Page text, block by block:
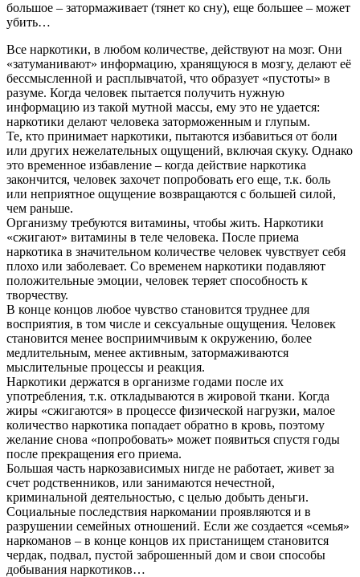
большое – затормаживает (тянет ко сну), еще большее – может
убить…
Все наркотики, в любом количестве, действуют на мозг. Они
«затуманивают» информацию, хранящуюся в мозгу, делают её
бессмысленной и расплывчатой, что образует «пустоты» в
разуме. Когда человек пытается получить нужную
информацию из такой мутной массы, ему это не удается:
наркотики делают человека заторможенным и глупым.
Те, кто принимает наркотики, пытаются избавиться от боли
или других нежелательных ощущений, включая скуку. Однако
это временное избавление – когда действие наркотика
закончится, человек захочет попробовать его еще, т.к. боль
или неприятное ощущение возвращаются с большей силой,
чем раньше.
Организму требуются витамины, чтобы жить. Наркотики
«сжигают» витамины в теле человека. После приема
наркотика в значительном количестве человек чувствует себя
плохо или заболевает. Со временем наркотики подавляют
положительные эмоции, человек теряет способность к
творчеству.
В конце концов любое чувство становится труднее для
восприятия, в том числе и сексуальные ощущения. Человек
становится менее восприимчивым к окружению, более
медлительным, менее активным, затормаживаются
мыслительные процессы и реакция.
Наркотики держатся в организме годами после их
употребления, т.к. откладываются в жировой ткани. Когда
жиры «сжигаются» в процессе физической нагрузки, малое
количество наркотика попадает обратно в кровь, поэтому
желание снова «попробовать» может появиться спустя годы
после прекращения его приема.
Большая часть наркозависимых нигде не работает, живет за
счет родственников, или занимаются нечестной,
криминальной деятельностью, с целью добыть деньги.
Социальные последствия наркомании проявляются и в
разрушении семейных отношений. Если же создается «семья»
наркоманов – в конце концов их пристанищем становится
чердак, подвал, пустой заброшенный дом и свои способы
добывания наркотиков…